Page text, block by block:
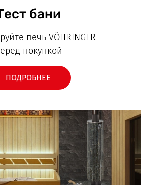
бани
печь VÖHRINGER
покупкой
ПОДРОБНЕЕ